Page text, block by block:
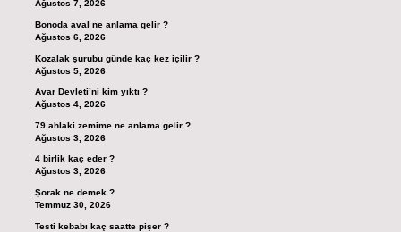
Ağustos 7, 2026
Bonoda aval ne anlama gelir ?
Ağustos 6, 2026
Kozalak şurubu günde kaç kez içilir ?
Ağustos 5, 2026
Avar Devleti’ni kim yıktı ?
Ağustos 4, 2026
79 ahlaki zemime ne anlama gelir ?
Ağustos 3, 2026
4 birlik kaç eder ?
Ağustos 3, 2026
Şorak ne demek ?
Temmuz 30, 2026
Testi kebabı kaç saatte pişer ?